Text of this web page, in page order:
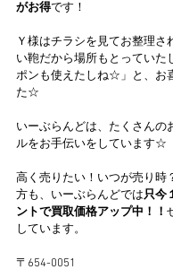
がお得です！
Ｙ様はチラシを見てお整理さ
い鞄だから場所もとっていた
ポンも使えたしね☆」と、お
た☆
いーぶらんどは、たくさんの
ルをお手伝いをしています☆
高く売りたい！いつが売り時
方も、いーぶらんどでは只今
ントで買取価格アップ中！！
しています。
〒654-0051